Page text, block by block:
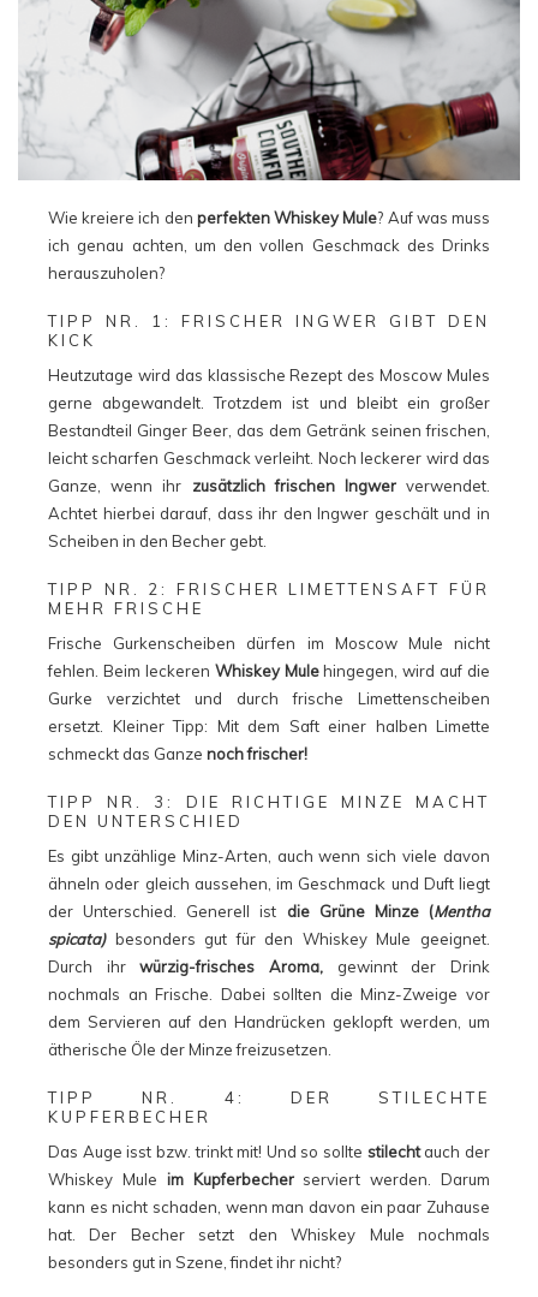
Wie kreiere ich den perfekten Whiskey Mule? Auf was muss
ich genau achten, um den vollen Geschmack des Drinks
herauszuholen?
TIPP NR. 1: FRISCHER INGWER GIBT DEN
KICK
Heutzutage wird das klassische Rezept des Moscow Mules
gerne abgewandelt. Trotzdem ist und bleibt ein großer
Bestandteil Ginger Beer, das dem Getränk seinen frischen,
leicht scharfen Geschmack verleiht. Noch leckerer wird das
Ganze, wenn ihr zusätzlich frischen Ingwer verwendet.
Achtet hierbei darauf, dass ihr den Ingwer geschält und in
Scheiben in den Becher gebt.
TIPP NR. 2: FRISCHER LIMETTENSAFT FÜR
MEHR FRISCHE
Frische Gurkenscheiben dürfen im Moscow Mule nicht
fehlen. Beim leckeren Whiskey Mulehingegen, wird auf die
Gurke verzichtet und durch frische Limettenscheiben
ersetzt. Kleiner Tipp: Mit dem Saft einer halben Limette
schmeckt das Ganze noch frischer!
TIPP NR. 3: DIE RICHTIGE MINZE MACHT
DEN UNTERSCHIED
Es gibt unzählige Minz-Arten, auch wenn sich viele davon
ähneln oder gleich aussehen, im Geschmack und Duft liegt
der Unterschied. Generell ist die Grüne Minze (Mentha
spicata)besonders gut für den Whiskey Mule geeignet.
Durch ihrwürzig-frisches Aroma, gewinnt der Drink
nochmals an Frische. Dabei sollten die Minz-Zweige vor
dem Servieren auf den Handrücken geklopft werden, um
ätherische Öle der Minze freizusetzen.
TIPP NR. 4: DER STILECHTE
KUPFERBECHER
Das Auge isst bzw. trinkt mit! Und so sollte stilechtauch der
Whiskey Mule im Kupferbecher serviert werden. Darum
kann es nicht schaden, wenn man davon ein paar Zuhause
hat. Der Becher setzt den Whiskey Mule nochmals
besonders gut in Szene, findet ihr nicht?